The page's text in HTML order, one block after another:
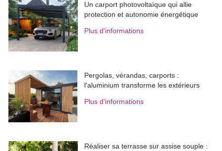
Un carport photovoltaïque qui allie
protection et autonomie énergétique
Plus d'informations
Pergolas, vérandas, carports :
l'aluminium transforme les extérieurs
Plus d'informations
Réaliser sa terrasse sur assise souple :